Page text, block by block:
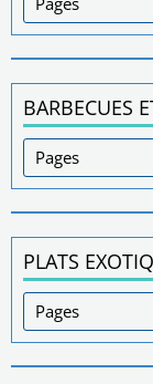
BARBECUES
PLATS